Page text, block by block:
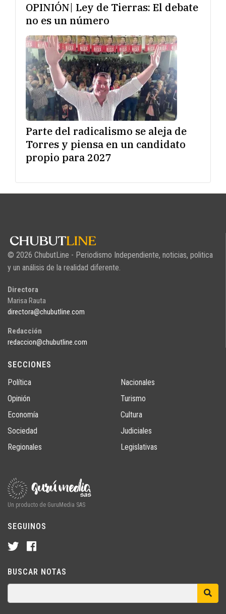
OPINIÓN| Ley de Tierras: El debate
no es un número
Parte del radicalismo se aleja de
Torres y piensa en un candidato
propio para 2027
© 2026 ChubutLine - Periodismo Independiente, noticias, politica
y un análisis de la realidad diferente.
Directora
Marisa Rauta
directora@chubutline.com
Redacción
redaccion@chubutline.com
SECCIONES
Política
Opinión
Economía
Sociedad
Regionales
Nacionales
Turismo
Cultura
Judiciales
Legislativas
Un producto de GuruMedia SAS
SEGUINOS
BUSCAR NOTAS